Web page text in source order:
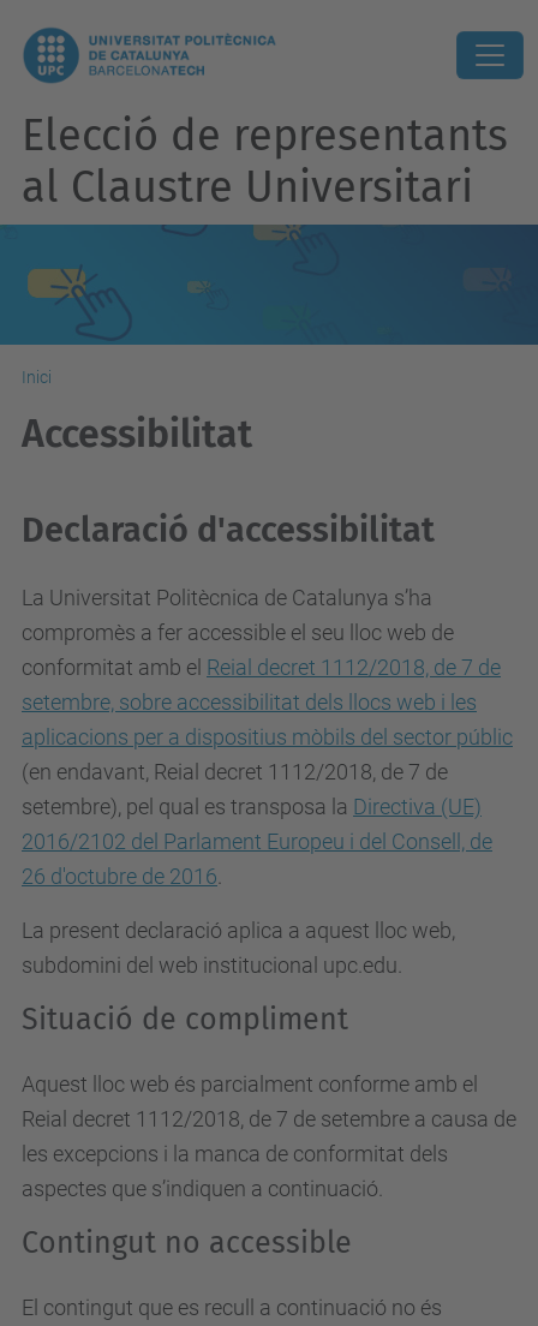
Elecció de representants
al Claustre Universitari
Inici
Accessibilitat
Declaració d'accessibilitat
La Universitat Politècnica de Catalunya s’ha
compromès a fer accessible el seu lloc web de
conformitat amb el Reial decret 1112/2018, de 7 de
setembre, sobre accessibilitat dels llocs web i les
aplicacions per a dispositius mòbils del sector públic
(en endavant, Reial decret 1112/2018, de 7 de
setembre), pel qual es transposa la Directiva (UE)
2016/2102 del Parlament Europeu i del Consell, de
26 d'octubre de 2016
La present declaració aplica a aquest lloc web,
subdomini del web institucional upc.edu.
Situació de compliment
Aquest lloc web és parcialment conforme amb el
Reial decret 1112/2018, de 7 de setembre a causa de
les excepcions i la manca de conformitat dels
aspectes que s’indiquen a continuació.
Contingut no accessible
El contingut que es recull a continuació no és